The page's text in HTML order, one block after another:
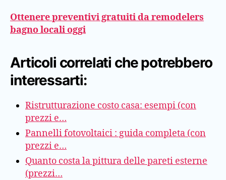
Ottenere preventivi gratuiti da remodelers
bagno locali oggi
Articoli correlati che potrebbero
interessarti:
Ristrutturazione costo casa: esempi (con
prezzi e…
Pannelli fotovoltaici : guida completa (con
prezzi e…
Quanto costa la pittura delle pareti esterne
(prezzi…